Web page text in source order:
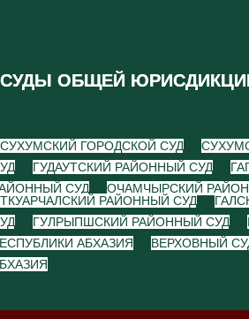
СУДЫ ОБЩЕЙ
СУХУМСКИЙ ГОРОДСКОЙ СУД
ГУДАУТСКИЙ РАЙОННЫЙ СУД
СУД
ОЧАМЧЫРСКИЙ
ТКУАРЧАЛСКИЙ РАЙОННЫЙ СУД
ГУЛРЫПШСКИЙ РАЙОННЫЙ СУД
АБХАЗИЯ
ВЕРХОВНЫЙ